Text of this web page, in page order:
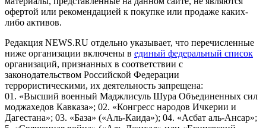
офертой или рекомендацией к покупке или продаже каких-
либо активов.
Редакция NEWS.RU отдельно указывает, что перечисленные
ниже организации включены в единый федеральный список
организаций, признанных в соответствии с
законодательством Российской Федерации
террористическими, их деятельность запрещена:
01. «Высший военный Маджлисуль Шура Объединенных сил
моджахедов Кавказа»; 02. «Конгресс народов Ичкерии и
Дагестана»; 03. «База» («Аль-Каида»); 04. «Асбат аль-Ансар»;